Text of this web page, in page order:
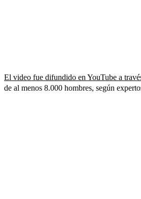
El video fue difundido en YouTube a
de al menos 8.000 hombres, según